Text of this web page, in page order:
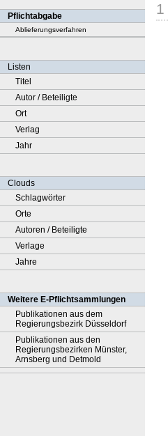
Pflichtabgabe
Ablieferungsverfahren
Listen
Titel
Autor / Beteiligte
Ort
Verlag
Jahr
Clouds
Schlagwörter
Orte
Autoren / Beteiligte
Verlage
Jahre
Weitere E-Pflichtsammlungen
Publikationen aus dem
Regierungsbezirk Düsseldorf
Publikationen aus den
Regierungsbezirken Münster,
Arnsberg und Detmold
1